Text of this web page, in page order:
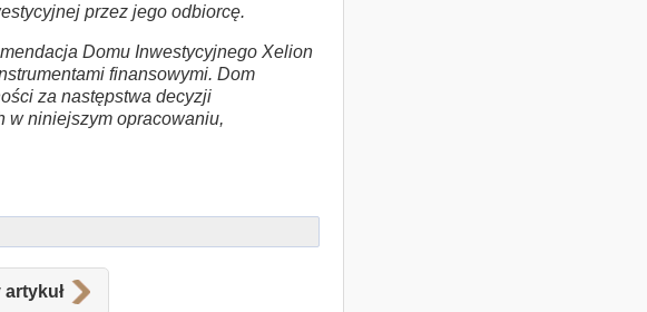
przez jego odbiorcę.
Domu Inwestycyjnego Xelion
finansowymi. Dom
za następstwa decyzji
w niniejszym opracowaniu,
artykuł